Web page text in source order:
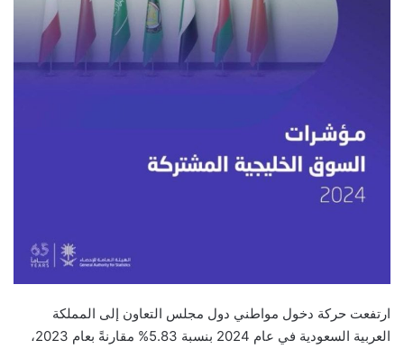
ارتفعت حركة دخول مواطني دول مجلس التعاون إلى المملكة
العربية السعودية في عام 2024 بنسبة 5.83% مقارنةً بعام 2023،